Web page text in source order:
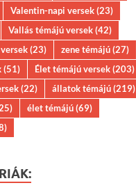
Valentin-napi versek(23)
Vallás témájú versek(42)
(23) zene témájú(27)
(51) Élet témájú versek(203)
(22) állatok témájú(219)
élet témájú(69)